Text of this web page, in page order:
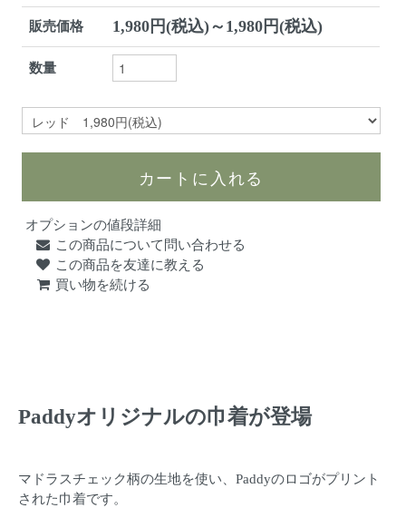
販売価格 1,980円(税込)～1,980円(税込)
数量
オプションの値段詳細
この商品について問い合わせる
この商品を友達に教える
買い物を続ける
Paddyオリジナルの巾着が登場
マドラスチェック柄の生地を使い、Paddyのロゴがプリント
された巾着です。